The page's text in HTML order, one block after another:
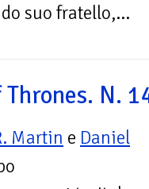
suo fratello,...
Thrones. N.
Martin e Daniel